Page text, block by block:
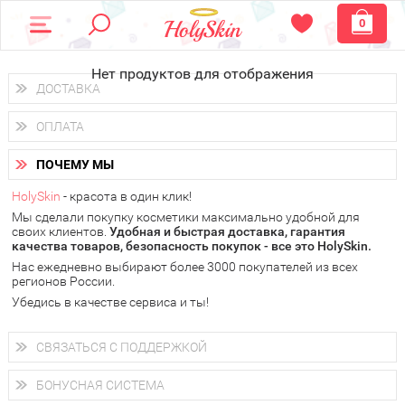
0
Нет продуктов для отображения
ДОСТАВКА
Доставка осуществляетсяпо всем городам России.
Вы можете выбрать доставку курьером, Почтой России или
получить заказ в пунктах выдачи PickPoint или пункте
самовывоза.
В 20 городах России доставка осуществляется ужена
следующий день.
у Вас всегда есть возможность получитьбесплатную
доставку от HolySkin.
подробнее об условиях доставки и оплаты в Вашем городе
ОПЛАТА
Вы можете оплатить свой заказ любым удобным способом:
наличными деньгами (
через интернет-банк (Альфа-банк, Сбербанк) и другими
электронными способами.
ПОЧЕМУ МЫ
HolySkin - красота в один клик!
Мы сделали покупку косметики максимально удобной для
своих клиентов. Удобная и быстрая доставка, гарантия
качества товаров, безопасность покупок - все это HolySkin.
Нас ежедневно выбирают более 3000 покупателей из всех
регионов России.
Убедись в качестве сервиса и ты!
СВЯЗАТЬСЯ С ПОДДЕРЖКОЙ
+7 (800) 707-24-55
Мы будем рады ответить на все Ваши вопросы по работе
магазина, проконсультировать по товарам, рассказать о
БОНУСНАЯ СИСТЕМА